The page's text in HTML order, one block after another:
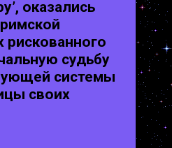
оказались
судьбу
системы
своих